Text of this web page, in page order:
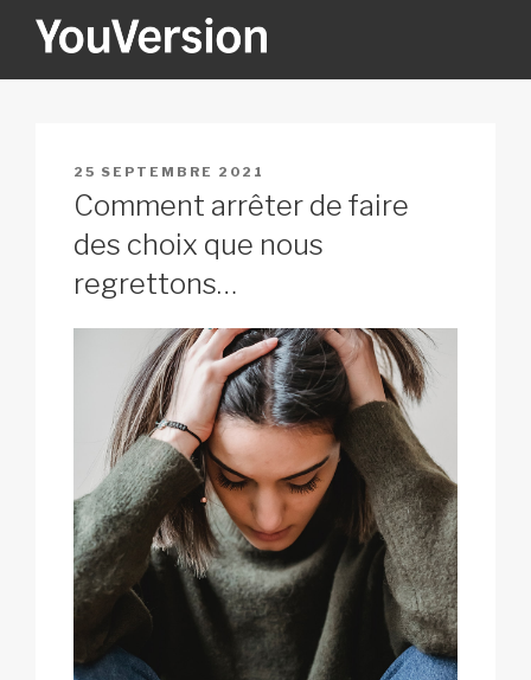
YOUVERSION
PUBLIÉ
LE
25 SEPTEMBRE 2021
Comment arrêter de faire
des choix que nous
regrettons…